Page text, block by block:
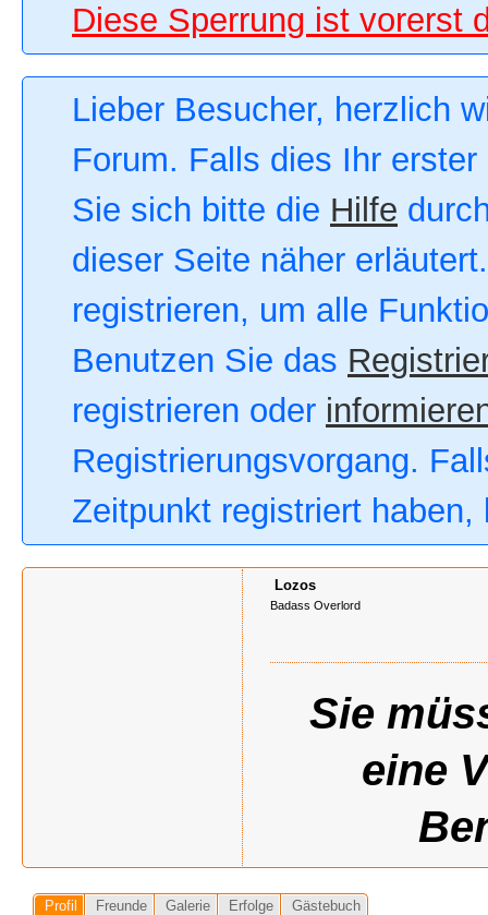
Diese Sperrung ist vorerst
Lieber Besucher, herzlich
Forum. Falls dies Ihr
Sie sich bitte die Hilfe
dieser Seite näher
registrieren, um alle
Benutzen Sie das
registrieren oder
Registrierungsvorgang.
Zeitpunkt registriert
Lozos
Badass Overlord
Sie
eine
Profil Freunde Galerie Erfolge Gästebuch